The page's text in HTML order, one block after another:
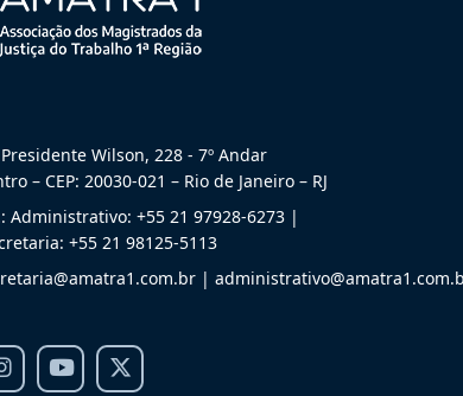
Wilson, 228 - 7º Andar
– CEP: 20030-021 – Rio de Janeiro – RJ
Administrativo: +55 21 97928-6273 |
+55 21 98125-5113
|